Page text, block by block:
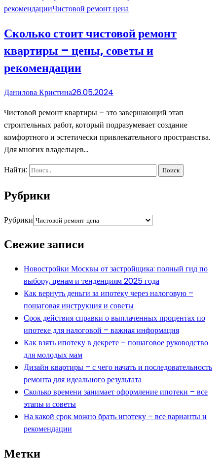
рекомендацииЧистовой ремонт цена
Сколько стоит чистовой ремонт
квартиры – цены, советы и
рекомендации
Данилова Кристина26.05.2024
Чистовой ремонт квартиры – это завершающий этап
строительных работ, который подразумевает создание
комфортного и эстетически привлекательного пространства.
Для многих владельцев…
Найти:
Рубрики
Рубрики
Свежие записи
Новостройки Москвы от застройщика: полный гид по
выбору, ценам и тенденциям 2025 года
Как вернуть деньги за ипотеку через налоговую –
пошаговая инструкция и советы
Срок действия справки о выплаченных процентах по
ипотеке для налоговой – важная информация
Как взять ипотеку в декрете – пошаговое руководство
для молодых мам
Дизайн квартиры – с чего начать и последовательность
ремонта для идеального результата
Сколько времени занимает оформление ипотеки – все
этапы и советы
На какой срок можно брать ипотеку – все варианты и
рекомендации
Метки